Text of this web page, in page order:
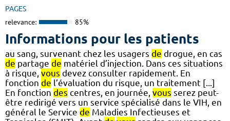
PAGES
relevance: 85%
Informations pour les patients
au sang, survenant chez les usagers de drogue, en cas
de partage de matériel d’injection. Dans ces situations
à risque, vous devez consulter rapidement. En
fonction de l’évaluation du risque, un traitement [...]
En fonction des centres, en journée, vous serez peut-
être redirigé vers un service spécialisé dans le VIH, en
général le Service de Maladies Infectieuses et